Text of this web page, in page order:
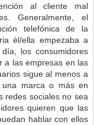
al cliente mal
Generalmente, el
telefónica de la
él/ella empezaba a
los consumidores
a las empresas en las
sigue al menos a
marca o más en
redes sociales no sea
quieren que las
hablar con ellos